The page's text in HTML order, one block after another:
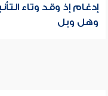
إدغام إذ وقد وتاء
وهل وبل